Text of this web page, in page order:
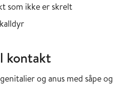
som ikke er skrelt
kontakt
og anus med såpe og